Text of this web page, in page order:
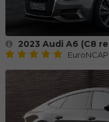
2023 Audi A6 (C8